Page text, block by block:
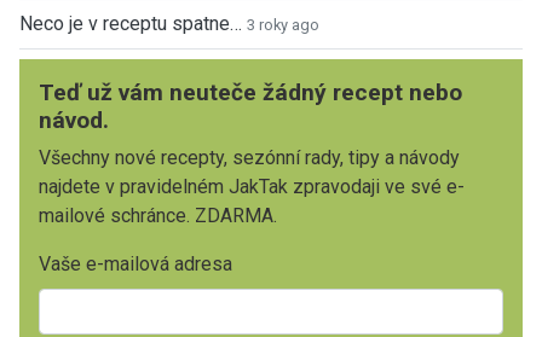
Neco je v receptu spatne… 3 roky ago
Teď už vám neuteče žádný recept nebo
návod.
Všechny nové recepty, sezónní rady, tipy a návody
najdete v pravidelném JakTak zpravodaji ve své e-
mailové schránce. ZDARMA.
Vaše e-mailová adresa